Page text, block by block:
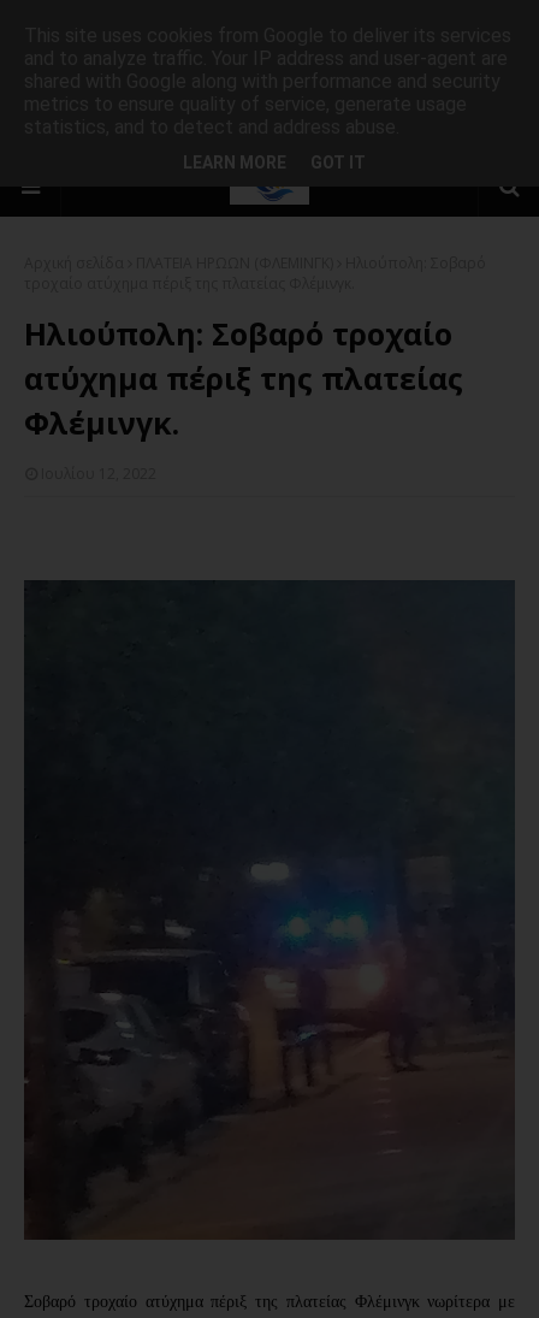
Ηλιούπολη: Σοβαρό τροχαίο
ατύχημα πέριξ της πλατείας
Φλέμινγκ.
Σοβαρό τροχαίο ατύχημα πέριξ της πλατείας Φλέμινγκ νωρίτερα με
LEARN MORE GOT IT